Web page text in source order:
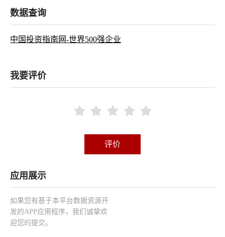
数据查询
中国投资指南网-世界500强企业
我要评价
    
评价
应用展示
如果您有基于本平台数据资源开
发的APP应用程序，我们诚挚欢
迎您的提交。